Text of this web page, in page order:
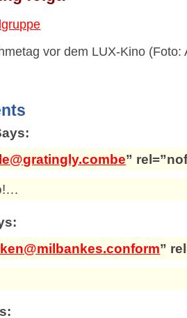
vor dem LUX-Kino (Foto:
”
”